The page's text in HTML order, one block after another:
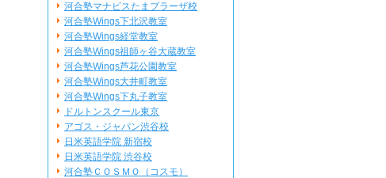
河合塾マナビスたまプラーザ校
河合塾Wings下北沢教室
河合塾Wings経堂教室
河合塾Wings祖師ヶ谷大蔵教室
河合塾Wings芦花公園教室
河合塾Wings大井町教室
河合塾Wings下丸子教室
ドルトンスクール東京
アゴス・ジャパン渋谷校
日米英語学院 新宿校
日米英語学院 渋谷校
河合塾ＣＯＳＭＯ（コスモ）